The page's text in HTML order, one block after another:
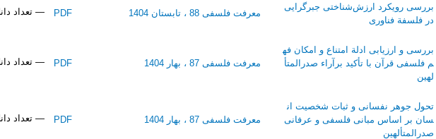
بررسی رویکرد ارزش‌شناختی جبرگرایی
در فلسفة فناوری
معرفت فلسفی 88 ، تابستان 1404 PDF — تعداد
بررسی و ارزیابی ادلة امتناع و امکان فه
م فلسفی قرآن با تأکید برآراء صدرالمتأ
لهین
معرفت فلسفی 87 ، بهار 1404 PDF — تعداد
تحول جوهر نفسانی و ثبات شخصیت ان
سان بر اساس مبانی فلسفی و عرفانی
صدرالمتألهین
معرفت فلسفی 87 ، بهار 1404 PDF — تعداد